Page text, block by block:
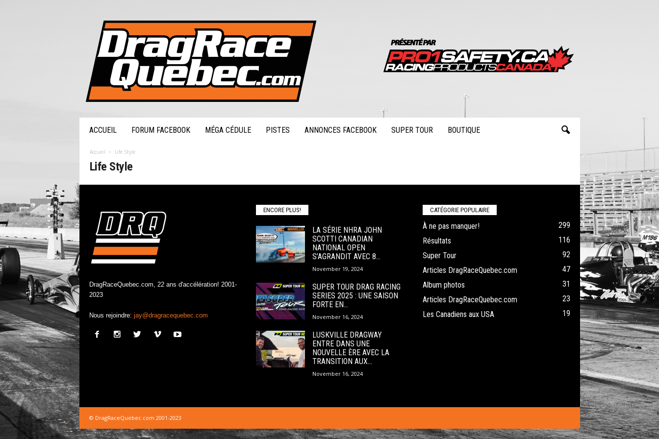
ACCUEIL FORUM FACEBOOK MÉGA CÉDULE PISTES ANNONCES FACEBOOK SUPER TOUR BOUTIQUE
Accueil Life Style
Life Style
DragRaceQuebec.com, 22 ans d'accélération! 2001-
2023
Nous rejoindre: jay@dragracequebec.com
ENCORE PLUS!
LA SÉRIE NHRA JOHN
SCOTTI CANADIAN
NATIONAL OPEN
S’AGRANDIT AVEC 8...
November 19, 2024
SUPER TOUR DRAG RACING
SERIES 2025 : UNE SAISON
FORTE EN...
November 16, 2024
LUSKVILLE DRAGWAY
ENTRE DANS UNE
NOUVELLE ÈRE AVEC LA
TRANSITION AUX...
November 16, 2024
CATÉGORIE POPULAIRE
À ne pas manquer!
299
Résultats
116
Super Tour
92
Articles DragRaceQuebec.com
47
Album photos
31
Articles DragRaceQuebec.com
23
Les Canadiens aux USA
19
© DragRaceQuebec.com 2001-2023